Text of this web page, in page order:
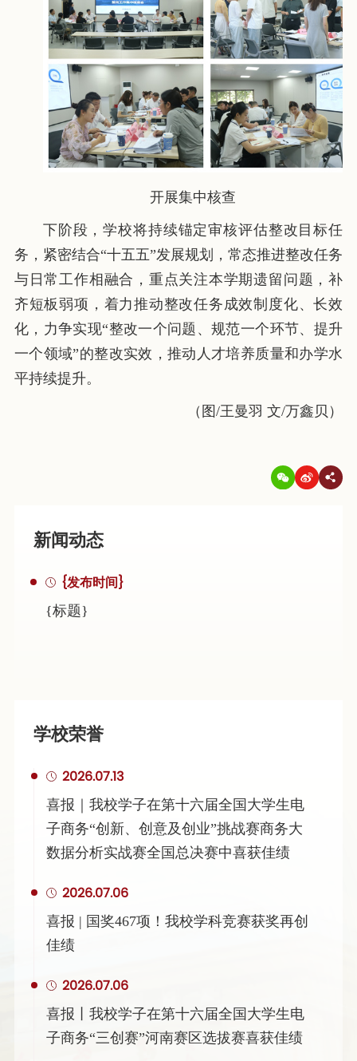
开展集中核查
下阶段，学校将持续锚定审核评估整改目标任
务，紧密结合“十五五”发展规划，常态推进整改任务
与日常工作相融合，重点关注本学期遗留问题，补
齐短板弱项，着力推动整改任务成效制度化、长效
化，力争实现“整改一个问题、规范一个环节、提升
一个领域”的整改实效，推动人才培养质量和办学水
平持续提升。
（图/王曼羽 文/万鑫贝）
新闻动态
{发布时间}
{标题}
学校荣誉
2026.07.13
喜报｜我校学子在第十六届全国大学生电
子商务“创新、创意及创业”挑战赛商务大
数据分析实战赛全国总决赛中喜获佳绩
2026.07.06
喜报 | 国奖467项！我校学科竞赛获奖再创
佳绩
2026.07.06
喜报丨我校学子在第十六届全国大学生电
子商务“三创赛”河南赛区选拔赛喜获佳绩